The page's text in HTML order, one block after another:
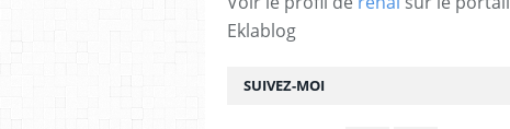
SUIVEZ-MOI
Eklablog